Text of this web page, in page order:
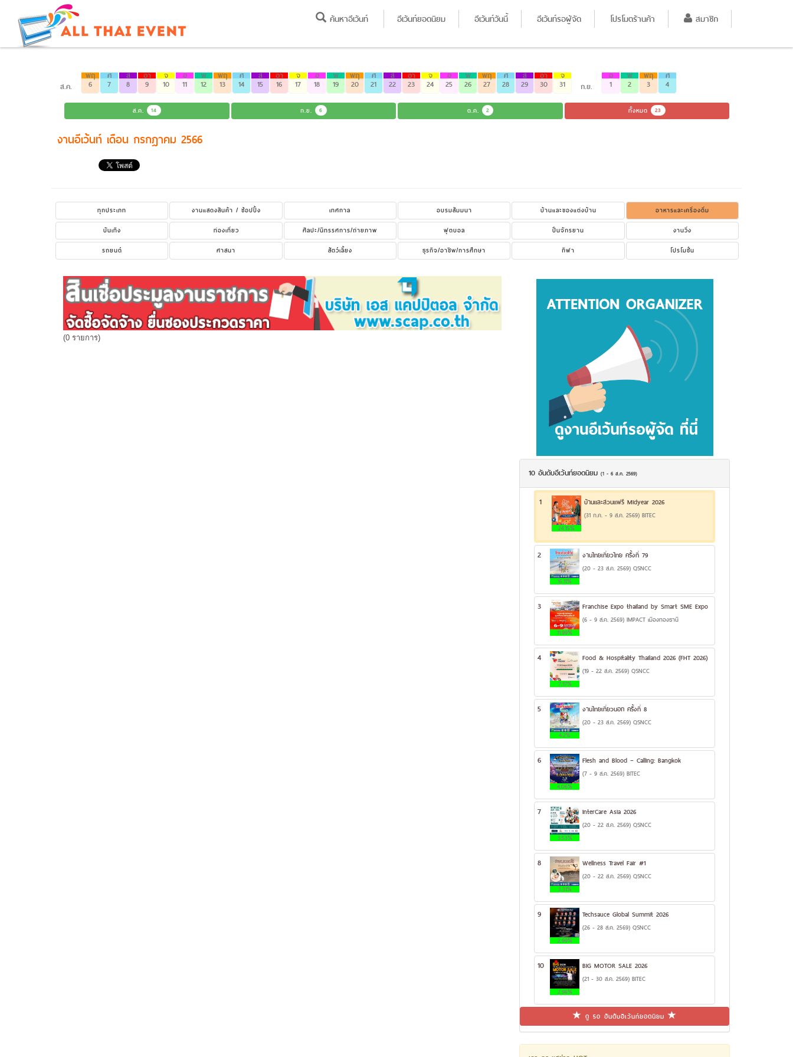
ค้นหาอีเว้นท์ อีเว้นท์ยอดนิยม อีเว้นท์วันนี้ อีเว้นท์รอผู้จัด โปรโมตร้านค้า สมาชิก
ส.ค.
พฤ
6
ศ
7
ส
8
อา
9
จ
10
อ
11
พ
12
พฤ
13
ศ
14
ส
15
อา
16
จ
17
อ
18
พ
19
พฤ
20
ศ
21
ส
22
อา
23
จ
24
อ
25
พ
26
พฤ
27
ศ
28
ส
29
อา
30
จ
31 ก.ย.
อ
1
พ
2
พฤ
3
ศ
4
ส.ค. 14 ก.ย. 6 ต.ค. 2 ทั้งหมด 23
งานอีเว้นท์ เดือน กรกฎาคม 2566
ทุกประเภท งานแสดงสินค้า / ช้อปปิ้ง เทศกาล อบรมสัมมนา บ้านและของแต่งบ้าน
อาหารและเครื่องดื่ม
บันเทิง
ท่องเที่ยว ศิลปะ/นิทรรศการ/ถ่ายภาพ ฟุตบอล ปั่นจักรยาน
งานวิ่ง
รถยนต์
ศาสนา สัตว์เลี้ยง ธุรกิจ/อาชีพ/การศึกษา กีฬา โปรโมชั่น
(0 รายการ)
10 อันดับอีเว้นท์ยอดนิยม(1 - 6 ส.ค. 2569)
1
24.15%
บ้านและสวนแฟร์ Midyear 2026
(31 ก.ค. - 9 ส.ค. 2569) BITEC
2
15.11%
งานไทยเที่ยวไทย ครั้งที่ 79
(20 - 23 ส.ค. 2569) QSNCC
3
11.99%
Franchise Expo thailand by Smart SME Expo
(6 - 9 ส.ค. 2569) IMPACT เมืองทองธานี
4
7.17%
Food & Hospitality Thailand 2026 (FHT 2026)
(19 - 22 ส.ค. 2569) QSNCC
5
4.2%
งานไทยเที่ยวนอก ครั้งที่ 8
(20 - 23 ส.ค. 2569) QSNCC
6
4.06%
Flesh and Blood – Calling: Bangkok
(7 - 9 ส.ค. 2569) BITEC
7
3.53%
InterCare Asia 2026
(20 - 22 ส.ค. 2569) QSNCC
8
3.31%
Wellness Travel Fair #1
(20 - 22 ส.ค. 2569) QSNCC
9
2.99%
Techsauce Global Summit 2026
(26 - 28 ส.ค. 2569) QSNCC
10
2.96%
BIG MOTOR SALE 2026
(21 - 30 ส.ค. 2569) BITEC
ดู 50 อันดับอีเว้นท์ยอดนิยม